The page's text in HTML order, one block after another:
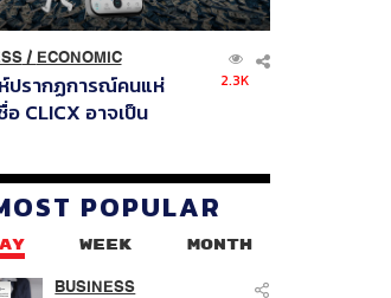
/ ECONOMIC
ห์ปรากฏการณ์คนแห่
CLICX อาจเป็น
ครัวเรือนไทยที่ถูกซุก
2.3K
POPULAR
WEEK MONTH
BUSINESS